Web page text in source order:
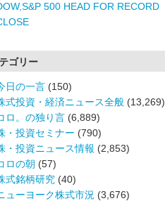
500 HEAD FOR RECORD
ゴリー
日の一言 (150)
式投資・経済ニュース全般 (13,269)
ロ。の独り言 (6,889)
・投資セミナー (790)
・投資ニュース情報 (2,853)
ロの朝 (57)
式銘柄研究 (40)
ューヨーク株式市況 (3,676)